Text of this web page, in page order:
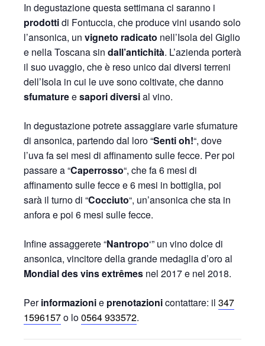
In degustazione questa settimana ci saranno i
prodottidi Fontuccia, che produce vini usando solo
l’ansonica, un vigneto radicato nell’Isola del Giglio
e nella Toscana sin dall’antichità. L’azienda porterà
il suo uvaggio, che è reso unico dai diversi terreni
dell’Isola in cui le uve sono coltivate, che danno
sfumatureesapori diversial vino.
In degustazione potrete assaggiare varie sfumature
di ansonica, partendo dal loro “Senti oh!“, dove
l’uva fa sei mesi di affinamento sulle fecce. Per poi
passare a “Caperrosso“, che fa 6 mesi di
affinamento sulle fecce e 6 mesi in bottiglia, poi
sarà il turno di “Cocciuto“, un’ansonica che sta in
anfora e poi 6 mesi sulle fecce.
Infine assaggerete “Nantropo‘” un vino dolce di
ansonica, vincitore della grande medaglia d’oro al
Mondial des vins extrêmes nel 2017 e nel 2018.
Perinformazionie prenotazionicontattare: il 347
1596157o lo0564 933572.